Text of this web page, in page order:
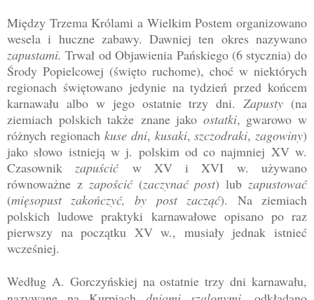
Między Trzema Królami a Wielkim Postem organizowano
wesela i huczne zabawy. Dawniej ten okres nazywano
zapustami.Trwał od Objawienia Pańskiego (6 stycznia) do
Środy Popielcowej (święto ruchome), choć w niektórych
regionach świętowano jedynie na tydzień przed końcem
karnawału albo w jego ostatnie trzy dni.Zapusty (na
ziemiach polskich także znane jako ostatki, gwarowo w
różnych regionachkuse dni, kusaki,szczodraki,zagowiny)
jako słowo istnieją w j. polskim od co najmniej XV w.
Czasownikzapuścić w XV i XVI w. używano
równoważne z zapościć(zaczynać post) lubzapustować
(mięsopust zakończyć, by post zacząć). Na ziemiach
polskich ludowe praktyki karnawałowe opisano po raz
pierwszy na początku XV w., musiały jednak istnieć
wcześniej.
Według A. Gorczyńskiej na ostatnie trzy dni karnawału,